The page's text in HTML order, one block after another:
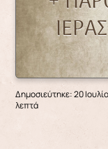
Δημοσιεύτηκε: 20
λεπτά